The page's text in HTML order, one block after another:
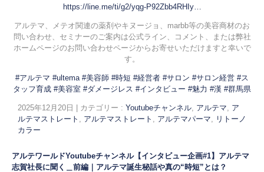
https://line.me/ti/g2/yqg-P92Zbb4RHIy…
アルテマ、メテオ関連の薬剤やキヌージョ、marbb等の美容商材のお
問い合わせ、セミナーのご案内は公式ライン、コメント、または弊社
ホームページのお問い合わせページからお寄せいただけますと幸いで
す。
#アルテマ #ultema #美容師 #時短 #経営者 #サロン #サロン経営 #ス
タッフ育成 #美容室 #ダメージレス #インタビュー #魅力 #漢 #群馬県
2025年12月20日 カテゴリー : Youtubeチャンネル アルテマ
ア
ルテマストレート
アルテマストレート アルテマパーマ
リトーノ
カラー
アルテワールドYoutubeチャンネル【インタビュー企画#1】アルテマ
志賀社長に聞く＿前編｜アルテマ誕生秘話や真の“時短”とは？